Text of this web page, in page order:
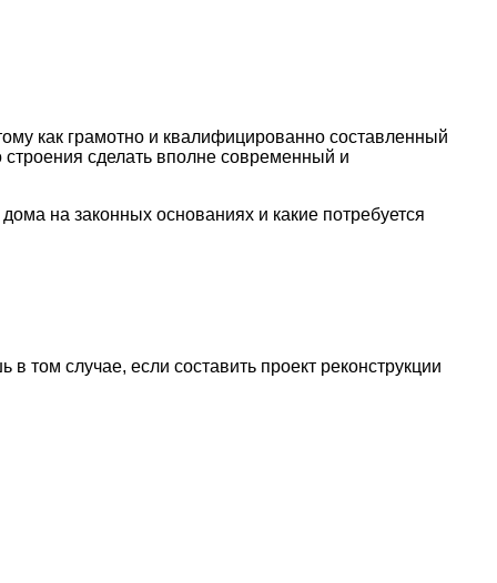
как грамотно и квалифицированно составленный
строения сделать вполне современный и
на законных основаниях и какие потребуется
случае, если составить проект реконструкции